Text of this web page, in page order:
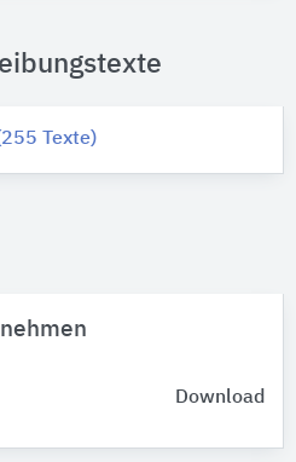
Texte)
Download